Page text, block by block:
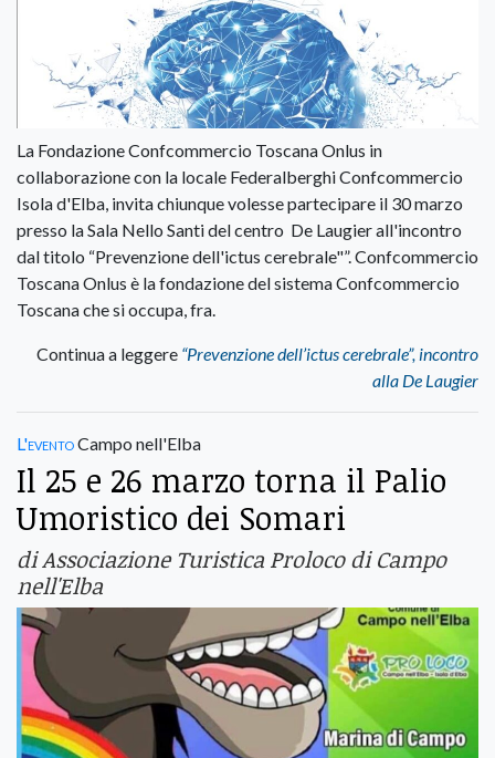
La Fondazione Confcommercio Toscana Onlus in
collaborazione con la locale Federalberghi Confcommercio
Isola d'Elba, invita chiunque volesse partecipare il 30 marzo
presso la Sala Nello Santi del centro De Laugier all'incontro
dal titolo “Prevenzione dell'ictus cerebrale"”. Confcommercio
Toscana Onlus è la fondazione del sistema Confcommercio
Toscana che si occupa, fra.
Continua a leggere “Prevenzione dell’ictus cerebrale”, incontro
alla De Laugier
L'eventoCampo nell'Elba
Il 25 e 26 marzo torna il Palio
Umoristico dei Somari
di Associazione Turistica Proloco di Campo
nell'Elba